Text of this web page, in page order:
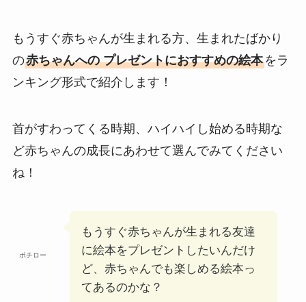
もうすぐ赤ちゃんが生まれる方、生まれたばかり
の赤ちゃんへの プレゼントにおすすめの絵本をラ
ンキング形式で紹介します！
首がすわってくる時期、ハイハイし始める時期な
ど赤ちゃんの成長にあわせて選んでみてください
ね！
ポチロー
もうすぐ赤ちゃんが生まれる友達
に絵本をプレゼントしたいんだけ
ど、赤ちゃんでも楽しめる絵本っ
てあるのかな？